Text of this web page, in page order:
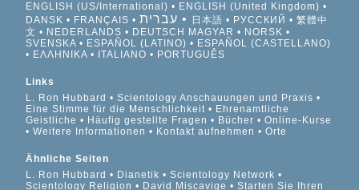
ENGLISH (US/International)
ENGLISH (United Kingdom)
DANSK
FRANÇAIS עברית 日本語 РУССКИЙ
繁體中
文
NEDERLANDS DEUTSCH MAGYAR
NORSK
SVENSKA
ESPAÑOL (LATINO)
ESPAÑOL (CASTELLANO)
ΕΛΛΗΝΙΚA
ITALIANO PORTUGUÊS
Links
L. Ron Hubbard
Scientology Anschauungen und Praxis
Eine Stimme für die Menschlichkeit
Ehrenamtliche
Geistliche
Häufig gestellte Fragen Bücher
Online-Kurse
Weitere Informationen
Kontakt aufnehmen Orte
Ähnliche Seiten
L. Ron Hubbard
Dianetik
Scientology Network
Scientology Religion
David Miscavige Starten Sie Ihren